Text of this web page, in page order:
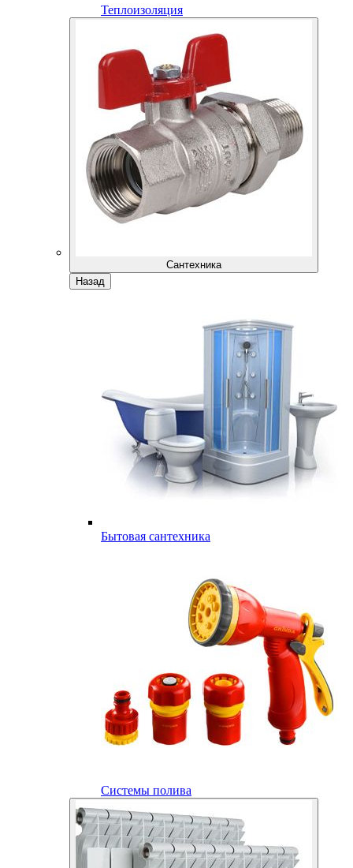
Теплоизоляция
Сантехника
Назад
Бытовая сантехника
Системы полива